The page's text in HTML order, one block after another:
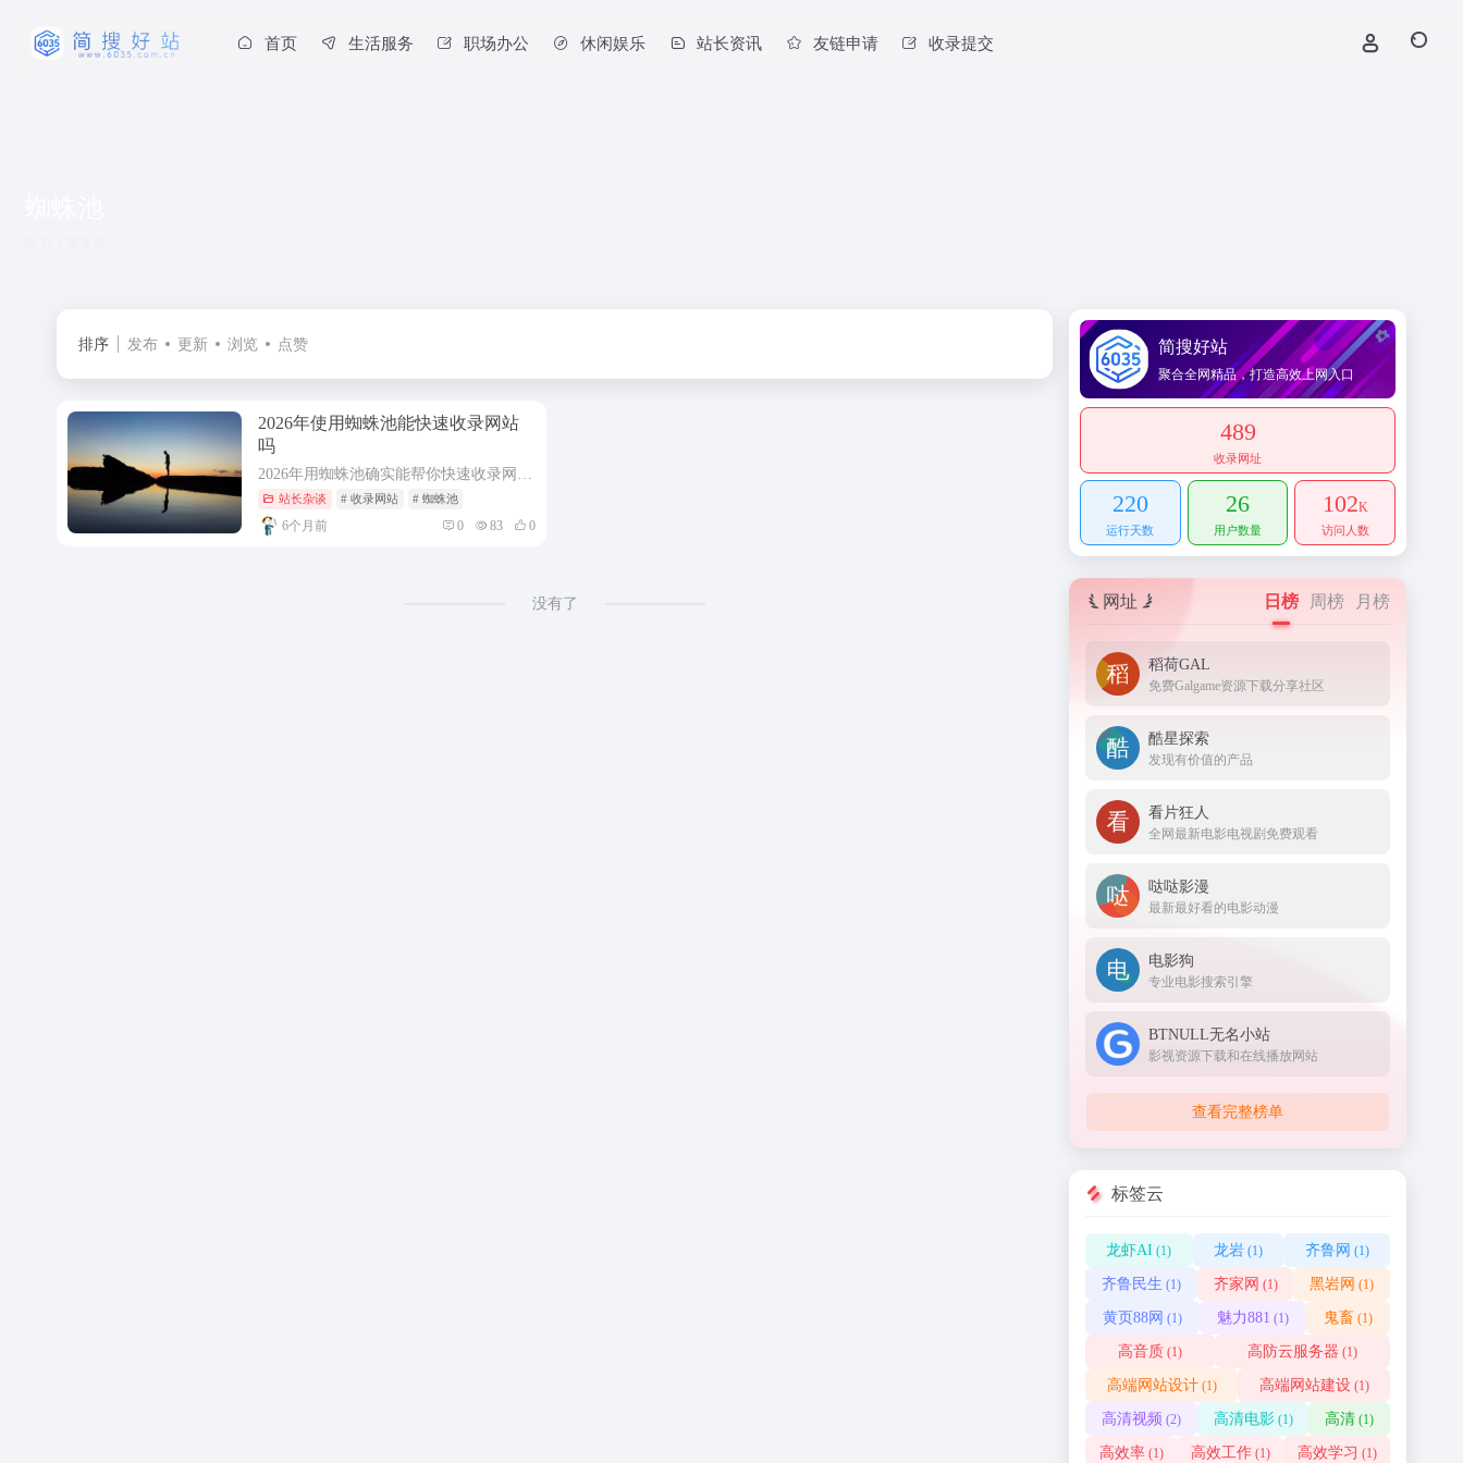
首页 生活服务 职场办公 休闲娱乐 站长资讯 友链申请 收录提交
排序 发布 更新 浏览 点赞
2026年使用蜘蛛池能快速收录网站
吗
2026年用蜘蛛池确实能帮你快速收录网站，尤其适合新站冷启动或老站激活，但得用对方法，避免踩坑。 蜘蛛池的核心优势 ‌效率提升‌：通过模拟搜索引擎蜘蛛抓取，能大幅缩短收录周期，新站从常规的14-28天...
站长杂谈 # 收录网站 # 蜘蛛池
6个月前 0 83 0
没有了
简搜好站
聚合全网精品，打造高效上网入口
489
收录网址
220
运行天数
26
用户数量
102K
访问人数
网址 日榜 周榜 月榜
稻荷GAL
免费Galgame资源下载分享社区
酷星探索
发现有价值的产品
看片狂人
全网最新电影电视剧免费观看
哒哒影漫
最新最好看的电影动漫
电影狗
专业电影搜索引擎
BTNULL无名小站
影视资源下载和在线播放网站
查看完整榜单
标签云
龙虾AI (1) 龙岩 (1) 齐鲁网 (1)
齐鲁民生 (1) 齐家网 (1) 黑岩网 (1)
黄页88网 (1) 魅力881 (1) 鬼畜 (1)
高音质 (1) 高防云服务器 (1)
高端网站设计(1) 高端网站建设(1)
高清视频 (2) 高清电影(1) 高清 (1)
高效率(1) 高效工作(1) 高效学习 (1)